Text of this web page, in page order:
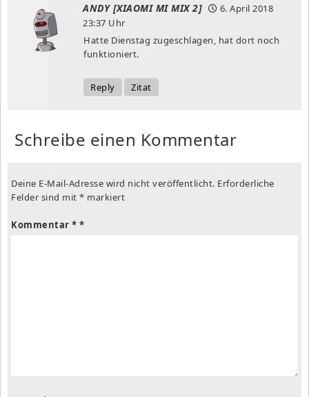
ANDY [XIAOMI MI MIX 2]
6. April 2018
23:37 Uhr
Hatte Dienstag zugeschlagen, hat dort noch
funktioniert.
Reply Zitat
Schreibe einen Kommentar
Deine E-Mail-Adresse wird nicht veröffentlicht. Erforderliche
Felder sind mit * markiert
Kommentar *